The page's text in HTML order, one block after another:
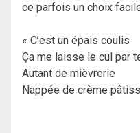
ce parfois un choix
« C’est un épais coulis
Ça me laisse le cul par
Autant de mièvrerie
Nappée de crème